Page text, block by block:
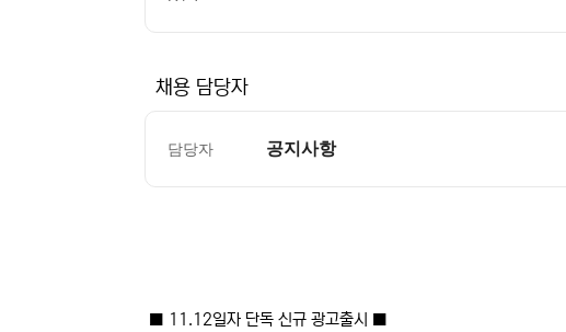
채용 담당자
담당자 공지사항
본문
■ 11.12일자 단독 신규 광고출시 ■